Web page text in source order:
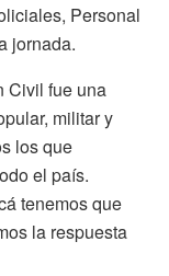
Personal
jornada.
Civil fue una
militar y
los que
el país.
tenemos que
la respuesta